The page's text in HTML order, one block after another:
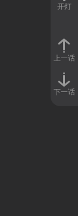
开灯
上一话
下一话